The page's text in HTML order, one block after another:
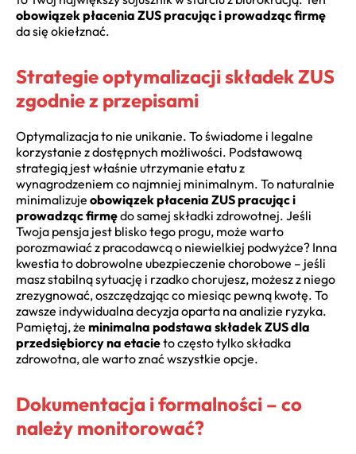
obowiązek płacenia ZUS pracując i prowadząc firmę
da się okiełznać.
Strategie optymalizacji składek ZUS
zgodnie z przepisami
Optymalizacja to nie unikanie. To świadome i legalne
korzystanie z dostępnych możliwości. Podstawową
strategią jest właśnie utrzymanie etatu z
wynagrodzeniem co najmniej minimalnym. To naturalnie
minimalizuje obowiązek płacenia ZUS pracując i
prowadząc firmędo samej składki zdrowotnej. Jeśli
Twoja pensja jest blisko tego progu, może warto
porozmawiać z pracodawcą o niewielkiej podwyżce? Inna
kwestia to dobrowolne ubezpieczenie chorobowe – jeśli
masz stabilną sytuację i rzadko chorujesz, możesz z niego
zrezygnować, oszczędzając co miesiąc pewną kwotę. To
zawsze indywidualna decyzja oparta na analizie ryzyka.
Pamiętaj, że minimalna podstawa składek ZUS dla
przedsiębiorcy na etacieto często tylko składka
zdrowotna, ale warto znać wszystkie opcje.
Dokumentacja i formalności – co
należy monitorować?